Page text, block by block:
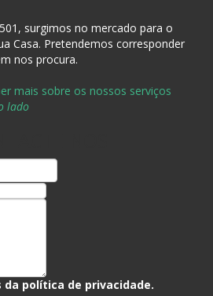
surgimos no mercado para o
Casa. Pretendemos corresponder
nos procura.
mais sobre os nossos serviços
lado
da política de privacidade.